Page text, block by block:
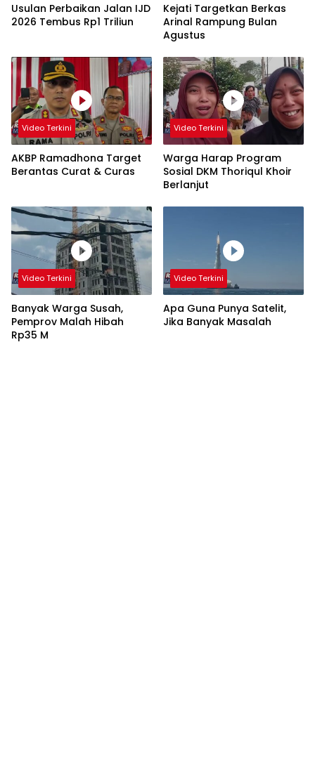
Usulan Perbaikan Jalan IJD
2026 Tembus Rp1 Triliun
Kejati Targetkan Berkas
Arinal Rampung Bulan
Agustus
Video Terkini
AKBP Ramadhona Target
Berantas Curat & Curas
Video Terkini
Warga Harap Program
Sosial DKM Thoriqul Khoir
Berlanjut
Video Terkini
Banyak Warga Susah,
Pemprov Malah Hibah
Rp35 M
Video Terkini
Apa Guna Punya Satelit,
Jika Banyak Masalah